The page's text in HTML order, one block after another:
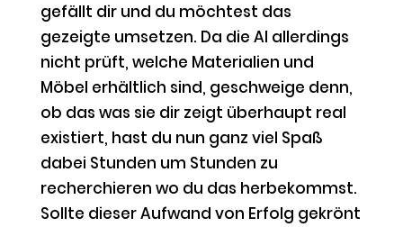
gefällt dir und du möchtest das
gezeigte umsetzen. Da die AI allerdings
nicht prüft, welche Materialien und
Möbel erhältlich sind, geschweige denn,
ob das was sie dir zeigt überhaupt real
existiert, hast du nun ganz viel Spaß
dabei Stunden um Stunden zu
recherchieren wo du das herbekommst.
Sollte dieser Aufwand von Erfolg gekrönt